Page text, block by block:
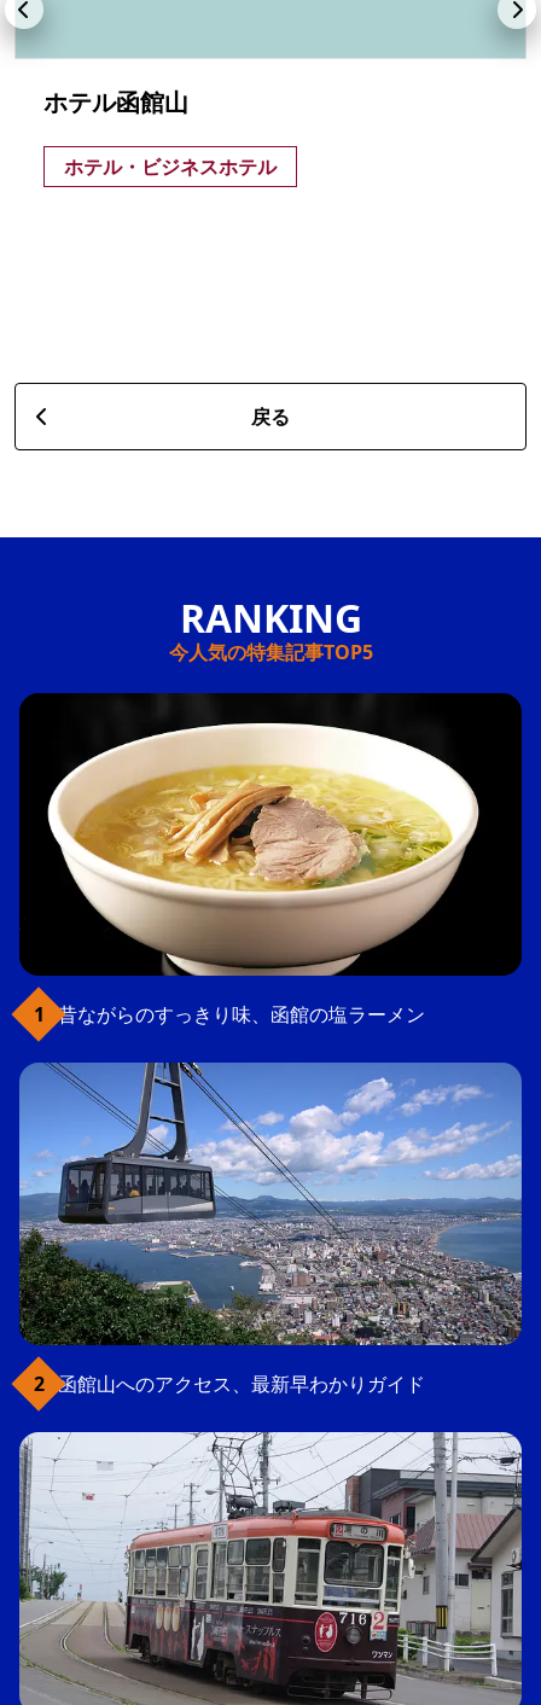
ホテル函館山
ホテル・ビジネスホテル
戻る
今人気の特集記事TOP5
昔ながらのすっきり味、函館の塩ラーメン
函館山へのアクセス、最新早わかりガイド